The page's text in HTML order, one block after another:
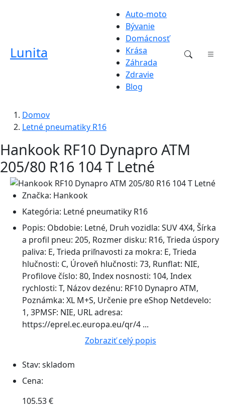
Lunita
Auto-moto
Bývanie
Domácnosť
Krása
Záhrada
Zdravie
Blog
Domov
Letné pneumatiky R16
Hankook RF10 Dynapro ATM
205/80 R16 104 T Letné
Značka: Hankook
Kategória: Letné pneumatiky R16
Popis: Obdobie: Letné, Druh vozidla: SUV 4X4, Šírka
a profil pneu: 205, Rozmer disku: R16, Trieda úspory
paliva: E, Trieda priľnavosti za mokra: E, Trieda
hlučnosti: C, Úroveň hlučnosti: 73, Runflat: NIE,
Profilove číslo: 80, Index nosnosti: 104, Index
rychlosti: T, Názov dezénu: RF10 Dynapro ATM,
Poznámka: XL M+S, Určenie pre eShop Netdevelo:
1, 3PMSF: NIE, URL adresa:
https://eprel.ec.europa.eu/qr/4 ...
Zobraziť celý popis
Stav: skladom
Cena:
105.53 €